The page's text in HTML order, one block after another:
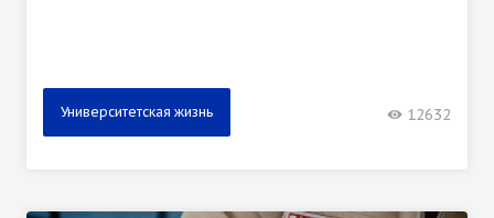
Университетская жизнь 12632